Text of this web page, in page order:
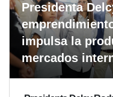
Presidenta
impulsa la
mercados